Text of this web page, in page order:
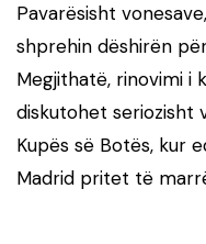
Pavarësisht
shprehin dëshirën
Megjithatë, rinovimi i
diskutohet
Kupës së Botës, kur
Madrid pritet të